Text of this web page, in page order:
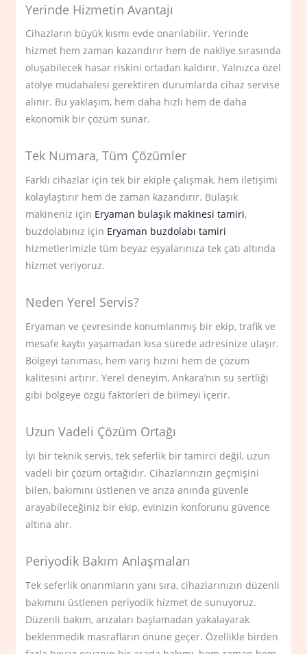
Yerinde Hizmetin Avantajı
Cihazların büyük kısmı evde onarılabilir. Yerinde
hizmet hem zaman kazandırır hem de nakliye sırasında
oluşabilecek hasar riskini ortadan kaldırır. Yalnızca özel
atölye müdahalesi gerektiren durumlarda cihaz servise
alınır. Bu yaklaşım, hem daha hızlı hem de daha
ekonomik bir çözüm sunar.
Tek Numara, Tüm Çözümler
Farklı cihazlar için tek bir ekiple çalışmak, hem iletişimi
kolaylaştırır hem de zaman kazandırır. Bulaşık
makineniz için Eryaman bulaşık makinesi tamiri,
buzdolabınız için Eryaman buzdolabı tamiri
hizmetlerimizle tüm beyaz eşyalarınıza tek çatı altında
hizmet veriyoruz.
Neden Yerel Servis?
Eryaman ve çevresinde konumlanmış bir ekip, trafik ve
mesafe kaybı yaşamadan kısa sürede adresinize ulaşır.
Bölgeyi tanıması, hem varış hızını hem de çözüm
kalitesini artırır. Yerel deneyim, Ankara’nın su sertliği
gibi bölgeye özgü faktörleri de bilmeyi içerir.
Uzun Vadeli Çözüm Ortağı
İyi bir teknik servis, tek seferlik bir tamirci değil, uzun
vadeli bir çözüm ortağıdır. Cihazlarınızın geçmişini
bilen, bakımını üstlenen ve arıza anında güvenle
arayabileceğiniz bir ekip, evinizin konforunu güvence
altına alır.
Periyodik Bakım Anlaşmaları
Tek seferlik onarımların yanı sıra, cihazlarınızın düzenli
bakımını üstlenen periyodik hizmet de sunuyoruz.
Düzenli bakım, arızaları başlamadan yakalayarak
beklenmedik masrafların önüne geçer. Özellikle birden